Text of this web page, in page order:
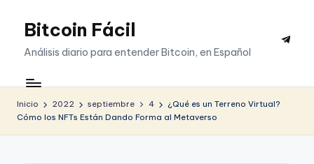
SaltarBitcoin Fácil
Análisis diario para entender Bitcoin, en Español
Inicio 2022 septiembre 4
¿Qué es un Terreno Virtual?
Cómo los NFTs Están Dando Forma al Metaverso